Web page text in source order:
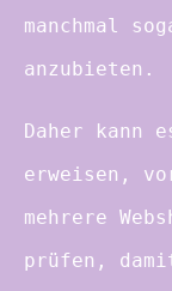
manchmal
anzubieten.
Daher kann
erweisen,
mehrere
prüfen,